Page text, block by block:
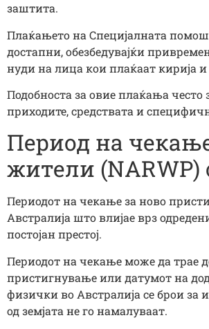
заштита.
Плаќањето на Специјалната
достапни, обезбедувајќи
нуди на лица кои плаќаат кирија
Подобноста за овие плаќања често
приходите, средствата и
Период на
жители (NARWP)
Периодот на чекање за ново
Австралија што влијае врз
постојан престој.
Периодот на чекање може да трае
пристигнување или датумот на
физички во Австралија се брои за
од земјата не го намалуваат.